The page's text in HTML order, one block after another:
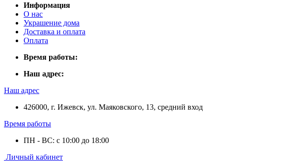
Информация
О нас
Украшение дома
Доставка и оплата
Оплата
Время работы:
Наш адрес:
Наш адрес
426000, г. Ижевск, ул. Маяковского, 13, средний вход
Время работы
ПН - ВС: с 10:00 до 18:00
Личный кабинет